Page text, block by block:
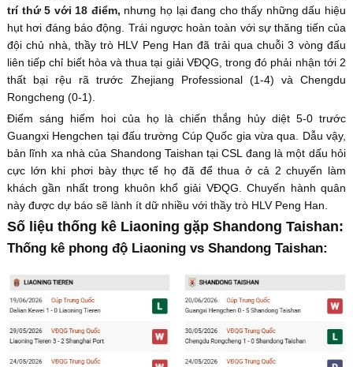
trí thứ 5 với 18 điểm, nhưng họ lại đang cho thấy những dấu hiệu
hụt hơi đáng báo động. Trái ngược hoàn toàn với sự thăng tiến của
đội chủ nhà, thầy trò HLV Peng Han đã trải qua chuỗi 3 vòng đấu
liên tiếp chỉ biết hòa và thua tại giải VĐQG, trong đó phải nhận tới 2
thất bại rệu rã trước Zhejiang Professional (1-4) và Chengdu
Rongcheng (0-1).
Điểm sáng hiếm hoi của họ là chiến thắng hủy diệt 5-0 trước
Guangxi Hengchen tại đấu trường Cúp Quốc gia vừa qua. Dẫu vậy,
bản lĩnh xa nhà của Shandong Taishan tại CSL đang là một dấu hỏi
cực lớn khi phơi bày thực tế họ đã để thua ở cả 2 chuyến làm
khách gần nhất trong khuôn khổ giải VĐQG. Chuyến hành quân
này được dự báo sẽ lành ít dữ nhiều với thầy trò HLV Peng Han.
Số liệu thống kê Liaoning gặp Shandong Taishan:
Thống kê phong độ Liaoning vs Shandong Taishan: